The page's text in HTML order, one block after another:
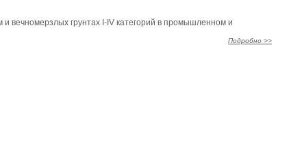
вечномерзлых грунтах I-IV категорий в промышленном и
Подробно >>